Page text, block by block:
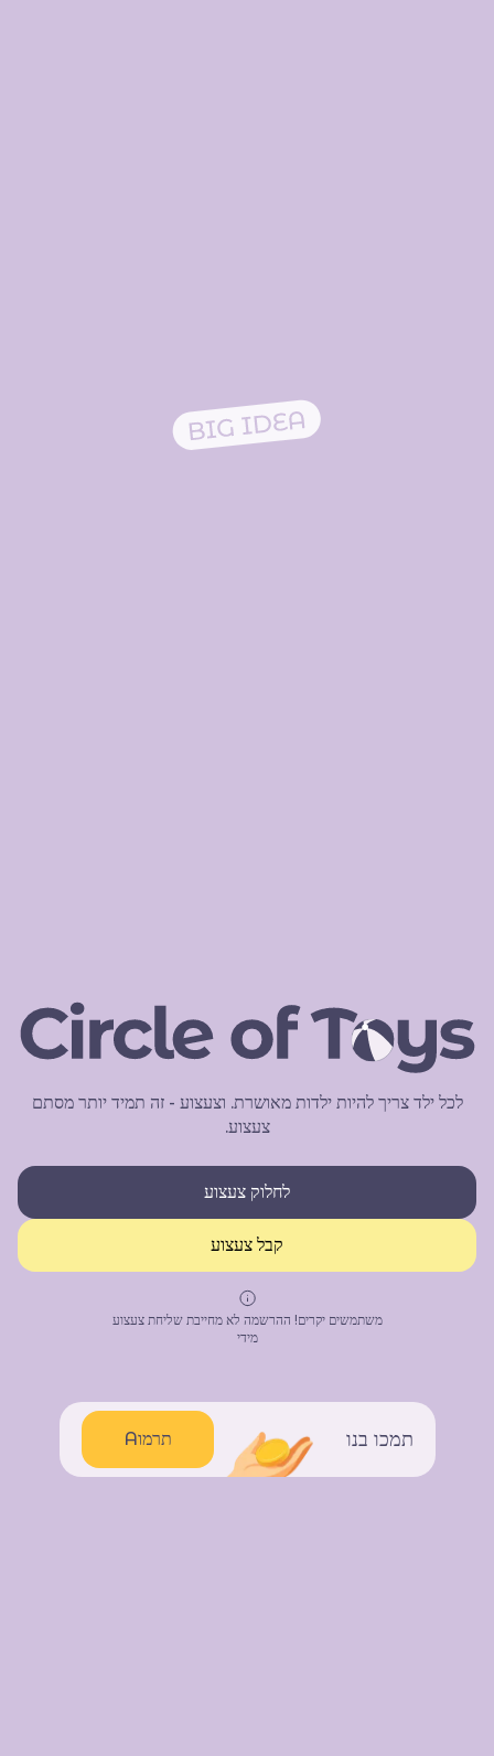
לכל ילד צריך להיות ילדות מאושרת. וצעצוע - זה תמיד יותר מסתם
צעצוע.
לחלוק צעצוע
קבל צעצוע
משתמשים יקרים! ההרשמה לא מחייבת שליחת צעצוע
מידי
תמכו בנו תרמוA